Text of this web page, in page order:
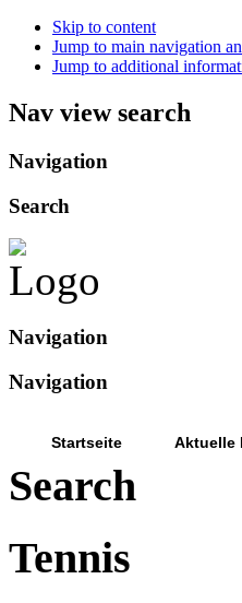
Skip to content
Jump to main navigation
Jump to additional
Nav view search
Navigation
Search
Navigation
Navigation
Startseite Aktuelle
Search
Tennis